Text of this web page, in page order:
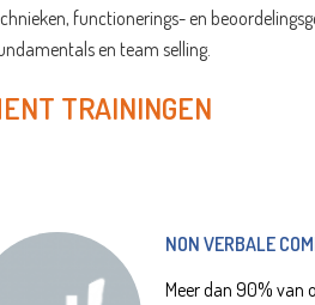
functionerings- en
en team selling.
TRAININGEN
NON VERBALE
Meer dan 90% van